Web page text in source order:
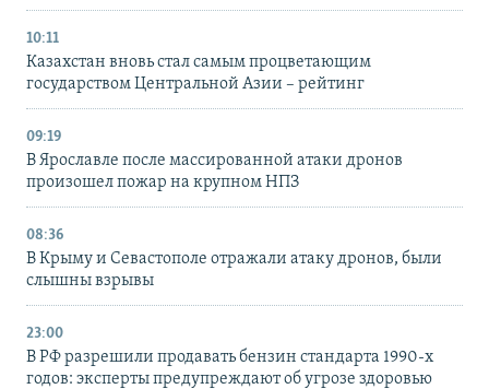
10:11
Казахстан вновь стал самым процветающим
государством Центральной Азии – рейтинг
09:19
В Ярославле после массированной атаки дронов
произошел пожар на крупном НПЗ
08:36
В Крыму и Севастополе отражали атаку дронов, были
слышны взрывы
23:00
В РФ разрешили продавать бензин стандарта 1990-х
годов: эксперты предупреждают об угрозе здоровью